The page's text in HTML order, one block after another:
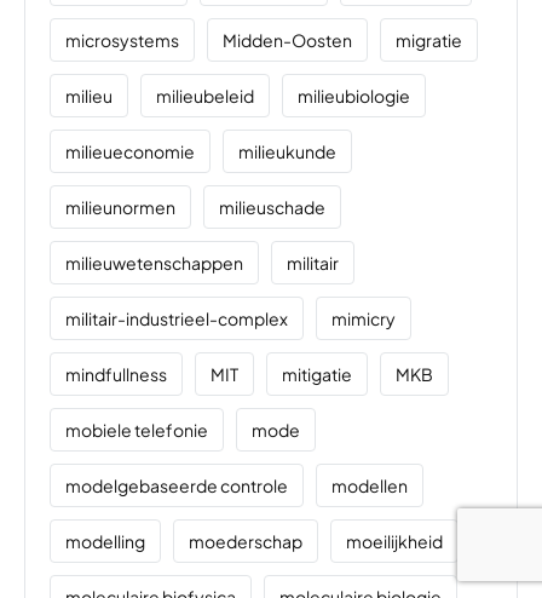
microsystems Midden-Oosten migratie
milieu milieubeleid milieubiologie
milieueconomie milieukunde
milieunormen milieuschade
milieuwetenschappen militair
militair-industrieel-complex mimicry
mindfullness MIT mitigatie MKB
mobiele telefonie mode
modelgebaseerde controle modellen
modelling moederschap moeilijkheid